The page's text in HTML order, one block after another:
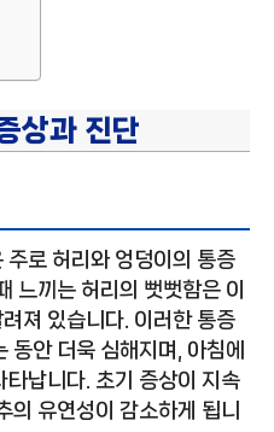
상과 진단
로 허리와 엉덩이의 통증
느끼는 허리의 뻣뻣함은 이
져 있습니다. 이러한 통증
동안 더욱 심해지며, 아침에
타납니다. 초기 증상이 지속
의 유연성이 감소하게 됩니